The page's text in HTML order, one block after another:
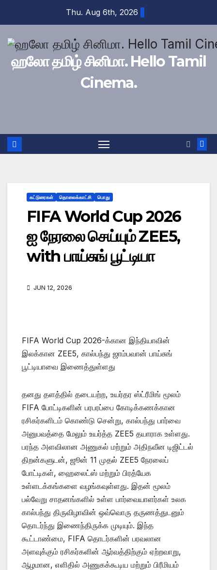
content
Thu. Aug 6th, 2026
ஹலோ தமிழ் சினிமா. Hello Tamil
Cinema.
கட்டுரைகள் தொலைக்காட்சி பொது
FIFA World Cup 2026
ஐ நேரலை செய்யும் ZEE5,
with பாய்சுங் பூட்டியா
JUN 12, 2026
FIFA World Cup 2026-க்கான இந்தியாவின்
இலக்கான ZEE5, கால்பந்து ஜாம்பவான் பாய்சுங்
பூட்டியாவை இணைத்துள்ளது
தனது தளத்தில் தடையற்ற, உயர்தர ஸ்ட்ரீமிங் மூலம்
FIFA போட்டிகளின் பரபரப்பை கோடிக்கணக்கான
ரசிகர்களிடம் கொண்டு சென்று, கால்பந்து பார்வை
அனுபவத்தை மேலும் உயர்த்த ZEE5 தயாராக உள்ளது.
பரந்த அளவிலான அணுகல் மற்றும் அதிநவீன டிஜிட்டல்
திறன்களுடன், ஜூன் 11 முதல் ZEE5 நேரலைப்
போட்டிகள், ஹைலைட்ஸ் மற்றும் பிரத்யேக
உள்ளடக்கங்களை வழங்கவுள்ளது. இதன் மூலம்
பல்வேறு சாதனங்களில் உள்ள பார்வையாளர்கள் உலக
கால்பந்து திருவிழாவின் ஒவ்வொரு தருணத்துடனும்
தொடர்ந்து இணைந்திருக்க முடியும். இந்த
கூட்டாண்மை, FIFA தொடர்களின் பரவலான
அளவுக்கும் ரசிகர்களின் ஆர்வத்திற்கும் ஏற்றவாறு,
ஆழமான, எளிதில் அணுகக்கூடிய மற்றும் பிரீமியம்